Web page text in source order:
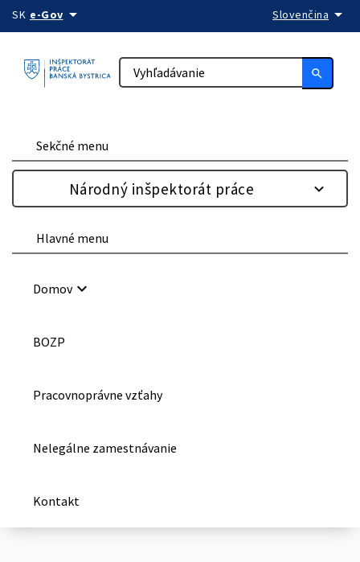
Preskočiť na obsah
SK e-Govarrow_drop_down Slovenčina arrow_drop_down
search
Sekčné menu
Národný inšpektorát práce
Hlavné menu
Domovkeyboard_arrow_down
BOZP
Pracovnoprávne vzťahy
Nelegálne zamestnávanie
Kontakt